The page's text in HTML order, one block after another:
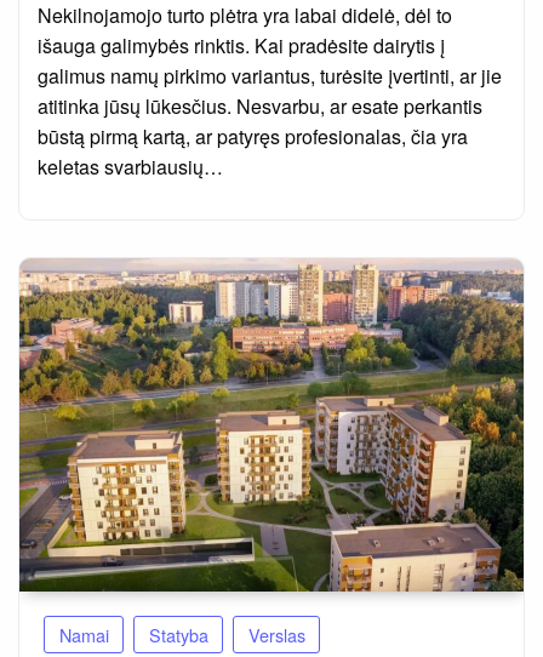
Nekilnojamojo turto plėtra yra labai didelė, dėl to
išauga galimybės rinktis. Kai pradėsite dairytis į
galimus namų pirkimo variantus, turėsite įvertinti, ar jie
atitinka jūsų lūkesčius. Nesvarbu, ar esate perkantis
būstą pirmą kartą, ar patyręs profesionalas, čia yra
keletas svarbiausių…
Namai Statyba Verslas